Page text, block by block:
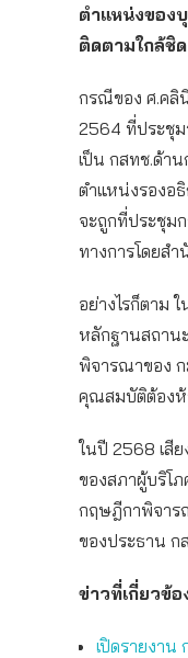
ตำแหน่งของ
ติดตามใกล้ชิด
กรณีของ ศ.คลิ
2564 ที่ประชุม
เป็น กสทช.ด้า
ตำแหน่งรองอ
จะถูกที่ประชุม
ทางการโดยส
อย่างไรก็ตาม
หลักฐานสถาน
พิจารณาของ ก
คุณสมบัติต้องห้
ในปี 2568 เสี
ของสภาผู้บริโ
กฤษฎีกาพิจาร
ของประธาน ก
ข่าวที่เกี่ยวข้อ
เปิดรายงา